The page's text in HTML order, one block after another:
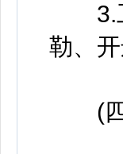
3.工
勒、
(四)